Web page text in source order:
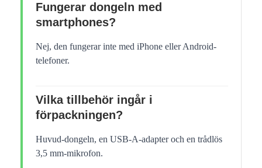
Fungerar dongeln med
smartphones?
Nej, den fungerar inte med iPhone eller Android-
telefoner.
Vilka tillbehör ingår i
förpackningen?
Huvud-dongeln, en USB-A-adapter och en trådlös
3,5 mm-mikrofon.